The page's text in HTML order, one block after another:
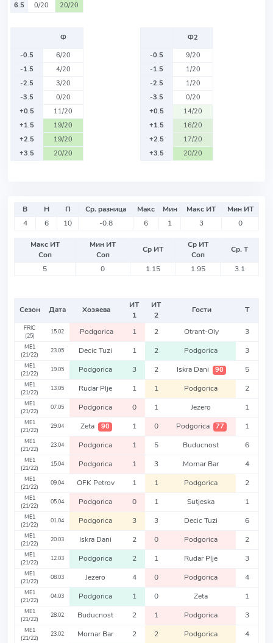
6.5
0/20 20/20
Ф
-0.5
6/20
-1.5
4/20
-2.5
3/20
-3.5
0/20
+0.5
11/20
+1.5
19/20
+2.5
19/20
+3.5
20/20
Ф2
-0.5
9/20
-1.5
1/20
-2.5
1/20
-3.5
0/20
+0.5
14/20
+1.5
16/20
+2.5
17/20
+3.5
20/20
В Н П Ср. разница Макс Мин Макс ИТ
Мин ИТ
4
6 10 -0.8 6 1 3 0
Макс ИТ
Соп
Мин ИТ
Соп
Ср ИТ
Ср ИТ
Соп
Ср. Т
5
0 1.15 1.95 3.1
Сезон Дата Хозяева
ИТ
1
ИТ
2
Гости Т
FRIC
(25)
15.02 Podgorica 1 2 Otrant-Oly 3
ME1
(21/22)
23.05 Decic Tuzi 1 2 Podgorica 3
ME1
(21/22)
19.05 Podgorica 3 2 Iskra Dani 90 5
ME1
(21/22)
13.05 Rudar Plje 1 1 Podgorica 2
ME1
(21/22)
07.05 Podgorica 0 1 Jezero 1
ME1
(21/22)
29.04 Zeta 90 1 0 Podgorica 77 1
ME1
(21/22)
23.04 Podgorica 1 5 Buducnost 6
ME1
(21/22)
15.04 Podgorica 1 3 Mornar Bar 4
ME1
(21/22)
09.04 OFK Petrov 1 1 Podgorica 2
ME1
(21/22)
05.04 Podgorica 0 1 Sutjeska 1
ME1
(21/22)
01.04 Podgorica 3 3 Decic Tuzi 6
ME1
(21/22)
20.03 Iskra Dani 2 0 Podgorica 2
ME1
(21/22)
12.03 Podgorica 2 1 Rudar Plje 3
ME1
(21/22)
08.03 Jezero 4 0 Podgorica 4
ME1
(21/22)
04.03 Podgorica 1 0 Zeta 1
ME1
(21/22)
28.02 Buducnost 2 1 Podgorica 3
ME1
(21/22)
23.02 Mornar Bar 2 2 Podgorica 4